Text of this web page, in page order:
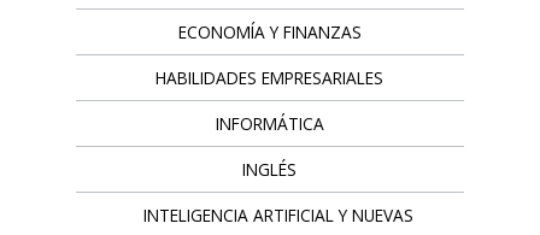
ECONOMÍA Y FINANZAS
HABILIDADES EMPRESARIALES
INFORMÁTICA
INGLÉS
INTELIGENCIA ARTIFICIAL Y NUEVAS